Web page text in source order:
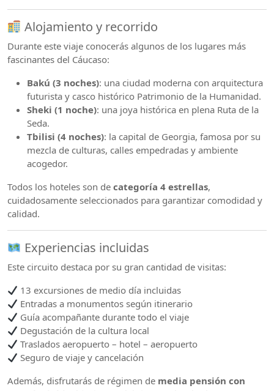
Alojamiento y recorrido
Durante este viaje conocerás algunos de los lugares más
fascinantes del Cáucaso:
Bakú (3 noches): una ciudad moderna con arquitectura
futurista y casco histórico Patrimonio de la Humanidad.
Sheki (1 noche): una joya histórica en plena Ruta de la
Seda.
Tbilisi (4 noches): la capital de Georgia, famosa por su
mezcla de culturas, calles empedradas y ambiente
acogedor.
Todos los hoteles son de categoría 4 estrellas,
cuidadosamente seleccionados para garantizar comodidad y
calidad.
Experiencias incluidas
Este circuito destaca por su gran cantidad de visitas:
13 excursiones de medio día incluidas
Entradas a monumentos según itinerario
Guía acompañante durante todo el viaje
Degustación de la cultura local
Traslados aeropuerto – hotel – aeropuerto
Seguro de viaje y cancelación
Además, disfrutarás de régimen de media pensión con